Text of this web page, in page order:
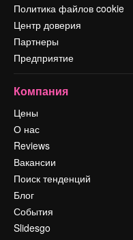
Политика файлов cookie
Центр доверия
Партнеры
Предприятие
Компания
Цены
О нас
Reviews
Вакансии
Поиск тенденций
Блог
События
Slidesgo